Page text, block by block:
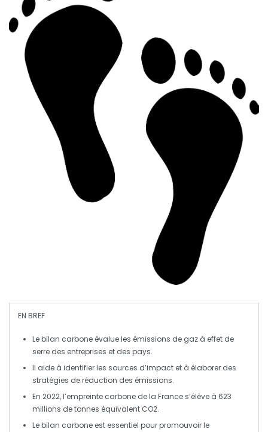
EN BREF
Lebilan carbone évalue les émissions de gaz à effet de
serre des entreprises et des pays.
Il aide à identifier les sources d’impact et à élaborer des
stratégies deréduction des émissions.
En 2022, l’empreinte carbone de la France s’élève à 623
millions de tonnes équivalent CO2.
Le bilan carbone est essentiel pour promouvoir le